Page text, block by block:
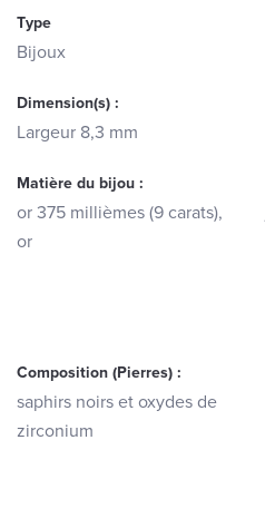
Type
Bijoux
Dimension(s) :
Largeur 8,3 mm
Matière du bijou :
or 375 millièmes (9 carats),
or
Composition (Pierres) :
saphirs noirs et oxydes de
zirconium